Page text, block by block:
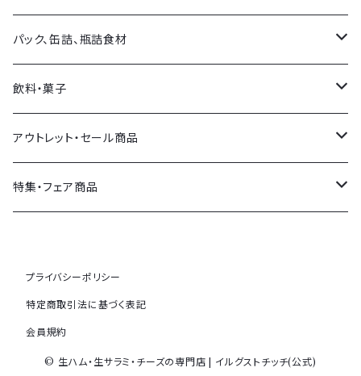
スペイン産
その他各国
イタリア産
フランス産
その他各国
バルサミコ・他お酢
塩
ソース類
その他調味料
パスタ
パスタソース
パック、缶詰、瓶詰食材
オリーブ
おつまみ
トマト製品・野菜類
その他
飲料・菓子
飲料
菓子
アウトレット・セール商品
セール商品
特集・フェア商品
トリュフ特集
ビールのおつまみ特集
プライバシーポリシー
特定商取引法に基づく表記
会員規約
© 生ハム・生サラミ・チーズの専門店 | イルグストチッチ(公式)